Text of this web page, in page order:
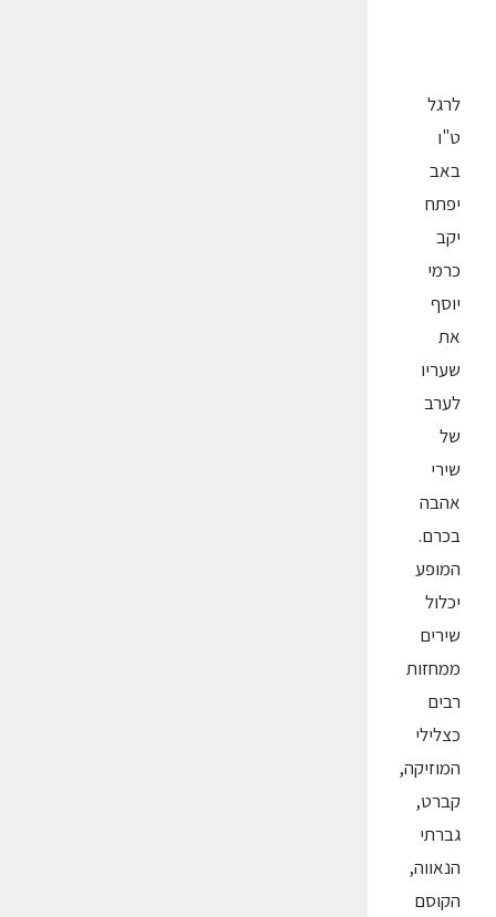
לרגל
ט"ו
באב
יפתח
יקב
כרמי
יוסף
את
שעריו
לערב
של
שירי
אהבה
בכרם.
המופע
יכלול
שירים
ממחזות
רבים
כצלילי
המוזיקה,
קברט,
גברתי
הנאווה,
הקוסם